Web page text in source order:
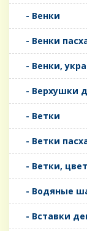
- Венки
- Венки
- Венки,
- Верхушки
- Ветки
- Ветки
- Ветки,
- Водяные
- Вставки